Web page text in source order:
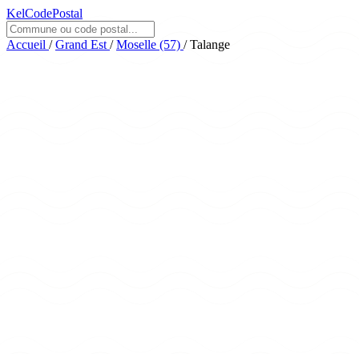
KelCodePostal
Accueil / Grand Est / Moselle (57) / Talange